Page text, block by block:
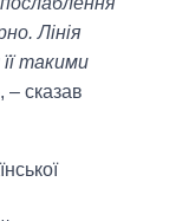
Лінія
такими
– сказав